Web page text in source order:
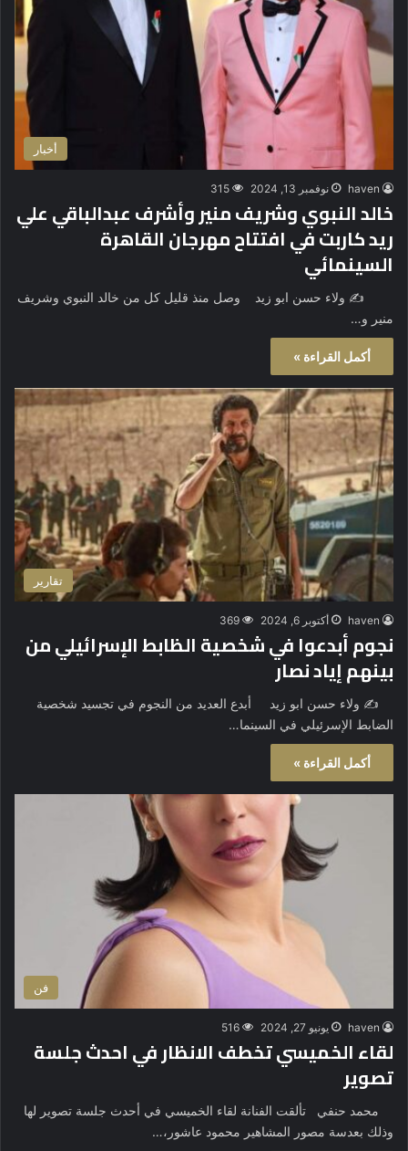
أخبار
haven نوفمبر 13, 2024 315
خالد النبوي وشريف منير وأشرف عبدالباقي علي
ريد كاربت في افتتاح مهرجان القاهرة
السينمائي
✍️ ولاء حسن ابو زيد وصل منذ قليل كل من خالد النبوي وشريف
منير و…
أكمل القراءة »
تقارير
haven أكتوبر 6, 2024 369
نجوم أبدعوا في شخصية الظابط الإسرائيلي من
بينهم إياد نصار
✍️ ولاء حسن ابو زيد أبدع العديد من النجوم في تجسيد شخصية
الضابط الإسرئيلي في السينما…
أكمل القراءة »
فن
haven يونيو 27, 2024 516
لقاء الخميسي تخطف الانظار في احدث جلسة
تصوير
محمد حنفي تألقت الفنانة لقاء الخميسي في أحدث جلسة تصوير لها
وذلك بعدسة مصور المشاهير محمود عاشور،…